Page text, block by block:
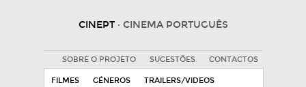
CINEPT · CINEMA PORTUGUÊS
SOBRE O PROJETO SUGESTÕES CONTACTOS
FILMES GÉNEROS TRAILERS/VIDEOS